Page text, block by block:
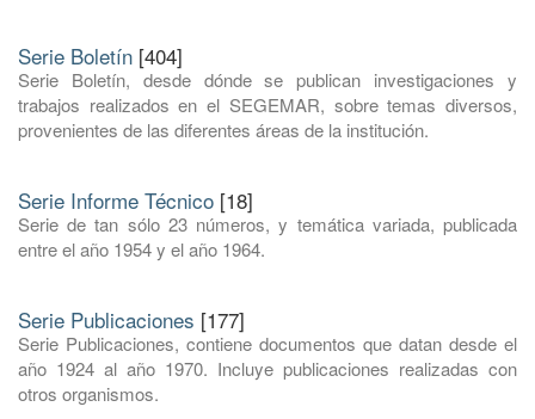
Serie Boletín [404]
Serie Boletín, desde dónde se publican investigaciones y
trabajos realizados en el SEGEMAR, sobre temas diversos,
provenientes de las diferentes áreas de la institución.
Serie Informe Técnico [18]
Serie de tan sólo 23 números, y temática variada, publicada
entre el año 1954 y el año 1964.
Serie Publicaciones [177]
Serie Publicaciones, contiene documentos que datan desde el
año 1924 al año 1970. Incluye publicaciones realizadas con
otros organismos.